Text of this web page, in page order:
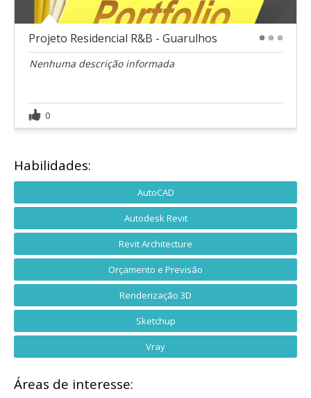
Projeto Residencial R&B - Guarulhos
Nenhuma descrição informada
0
Habilidades:
AutoCAD
Autodesk Revit
Revit Architecture
Orçamento e Previsão
Renderização 3D
Sketchup
Vray
Áreas de interesse: